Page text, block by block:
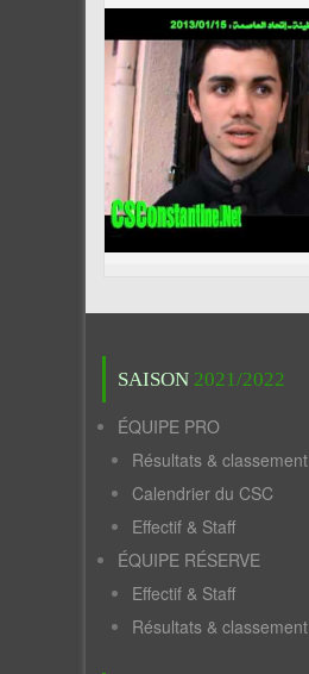
SAISON 2021/2022
ÉQUIPE PRO
Résultats & classement
Calendrier du CSC
Effectif & Staff
ÉQUIPE RÉSERVE
Effectif & Staff
Résultats & classement